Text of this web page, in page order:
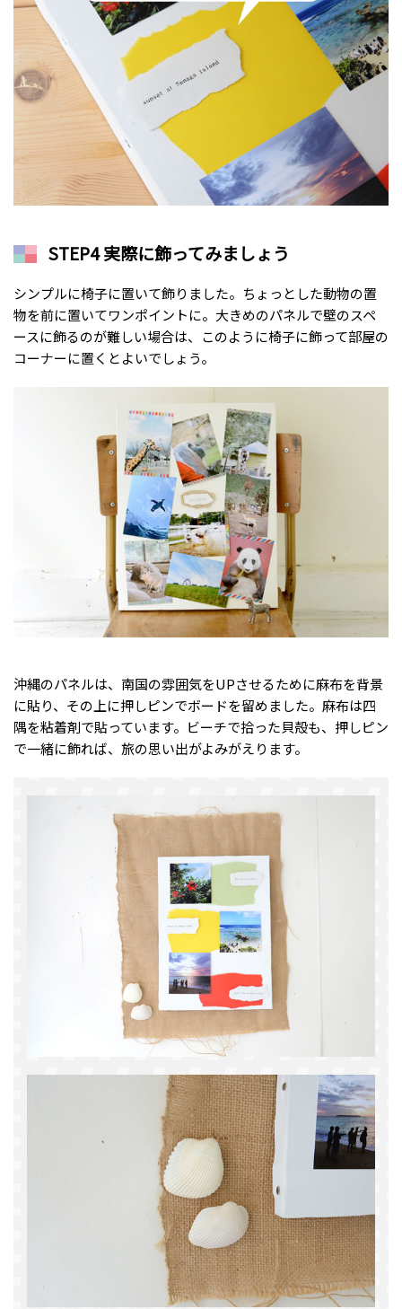
STEP4 実際に飾ってみましょう
シンプルに椅子に置いて飾りました。ちょっとした動物の置
物を前に置いてワンポイントに。大きめのパネルで壁のスペ
ースに飾るのが難しい場合は、このように椅子に飾って部屋の
コーナーに置くとよいでしょう。
沖縄のパネルは、南国の雰囲気をUPさせるために麻布を背景
に貼り、その上に押しピンでボードを留めました。麻布は四
隅を粘着剤で貼っています。ビーチで拾った貝殻も、押しピン
で一緒に飾れば、旅の思い出がよみがえります。